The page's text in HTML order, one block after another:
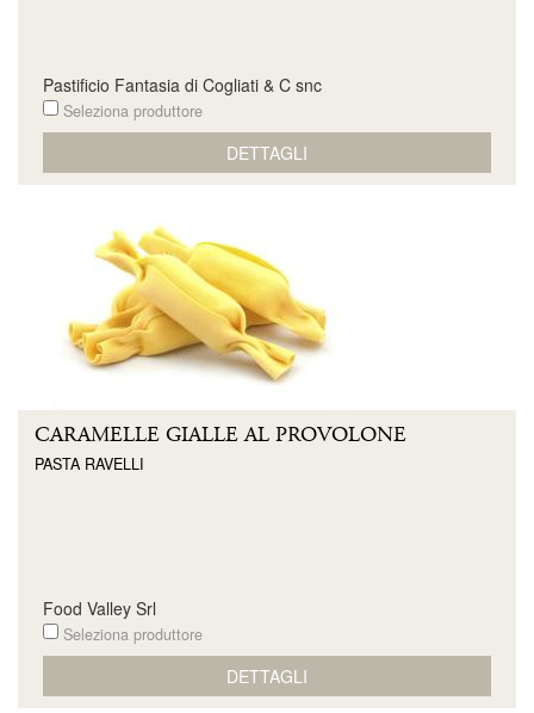
Pastificio Fantasia di Cogliati & C snc
Seleziona produttore
DETTAGLI
CARAMELLE GIALLE AL PROVOLONE
PASTA RAVELLI
Food Valley Srl
Seleziona produttore
DETTAGLI